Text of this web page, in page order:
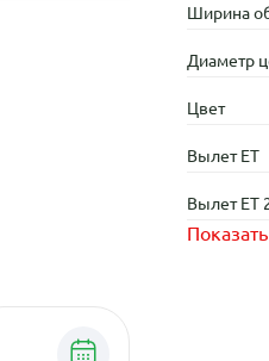
Ширина
Диаметр
Цвет
Вылет ET
Вылет ET